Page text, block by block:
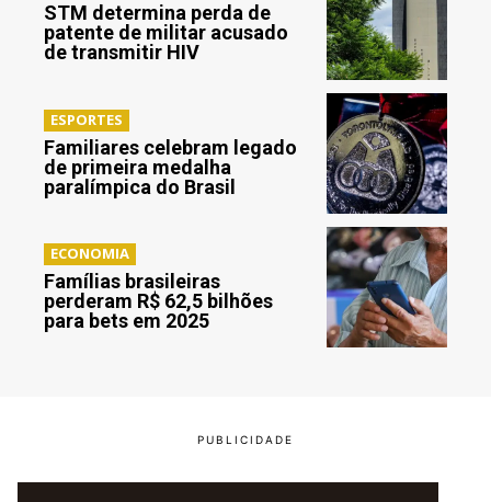
STM determina perda de
patente de militar acusado
de transmitir HIV
ESPORTES
Familiares celebram legado
de primeira medalha
paralímpica do Brasil
ECONOMIA
Famílias brasileiras
perderam R$ 62,5 bilhões
para bets em 2025